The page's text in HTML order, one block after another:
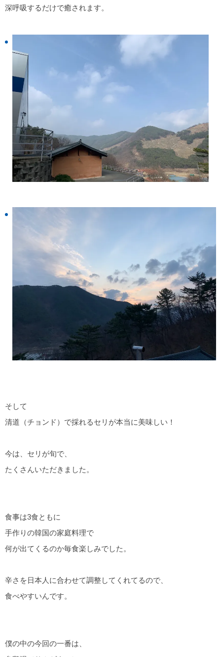
深呼吸するだけで癒されます。
そして
清道（チョンド）で採れるセリが本当に美味しい！
今は、セリが旬で、
たくさんいただきました。
食事は3食ともに
手作りの韓国の家庭料理で
何が出てくるのか毎食楽しみでした。
辛さを日本人に合わせて調整してくれてるので、
食べやすいんです。
僕の中の今回の一番は、